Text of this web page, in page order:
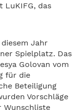
LuKIFG, das
Jahr
Spielplatz. Das
Golovan vom
für die
Beteiligung
Vorschläge
Wunschliste